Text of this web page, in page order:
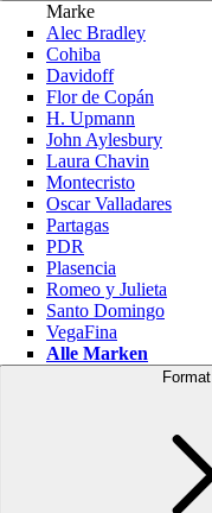
Marke
Alec Bradley
Cohiba
Davidoff
Flor de Copán
H. Upmann
John Aylesbury
Laura Chavin
Montecristo
Oscar Valladares
Partagas
PDR
Plasencia
Romeo y Julieta
Santo Domingo
VegaFina
Alle Marken
Format